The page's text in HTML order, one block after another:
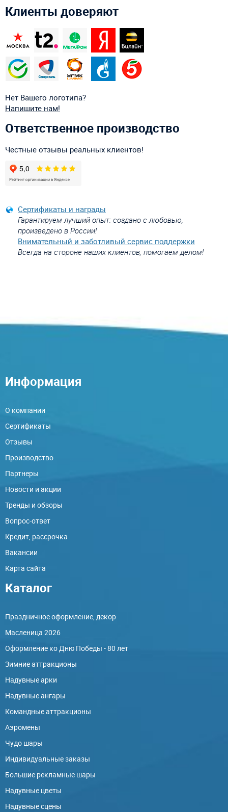
Клиенты доверяют
Нет Вашего логотипа?
Напишите нам!
Ответственное производство
Честные отзывы реальных клиентов!
Сертификаты и награды
Гарантируем лучший опыт: создано с любовью,
произведено в России!
Внимательный и заботливый сервис поддержки
Всегда на стороне наших клиентов, помогаем делом!
Информация
О компании
Сертификаты
Отзывы
Производство
Партнеры
Новости и акции
Тренды и обзоры
Вопрос-ответ
Кредит, рассрочка
Вакансии
Карта сайта
Каталог
Праздничное оформление, декор
Масленица 2026
Оформление ко Дню Победы - 80 лет
Зимние аттракционы
Надувные арки
Надувные ангары
Командные аттракционы
Аэромены
Чудо шары
Индивидуальные заказы
Большие рекламные шары
Надувные цветы
Надувные сцены